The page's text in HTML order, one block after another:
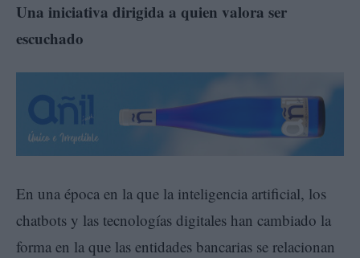
Una iniciativa dirigida a quien valora ser
escuchado
En una época en la que la inteligencia artificial, los
chatbots y las tecnologías digitales han cambiado la
forma en la que las entidades bancarias se relacionan